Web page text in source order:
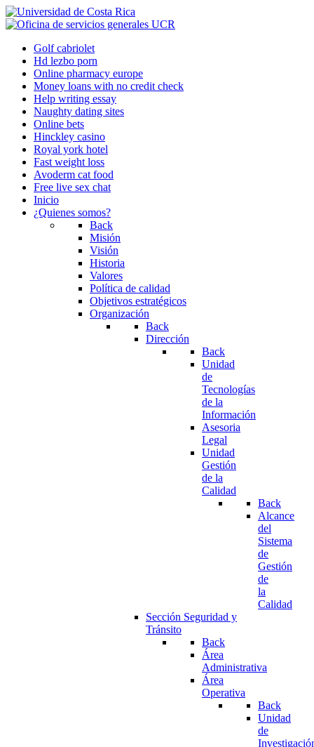
Golf cabriolet
Hd lezbo porn
Online pharmacy europe
Money loans with no credit check
Help writing essay
Naughty dating sites
Online bets
Hinckley casino
Royal york hotel
Fast weight loss
Avoderm cat food
Free live sex chat
Inicio
¿Quienes somos?
Back
Misión
Visión
Historia
Valores
Política de calidad
Objetivos estratégicos
Organización
Back
Dirección
Back
Unidad
de
Tecnologías
de la
Información
Asesoria
Legal
Unidad
Gestión
de la
Calidad
Back
Alcance
del
Sistema
de
Gestión
de
la
Calidad
Sección Seguridad y
Tránsito
Back
Área
Administrativa
Área
Operativa
Back
Unidad
de